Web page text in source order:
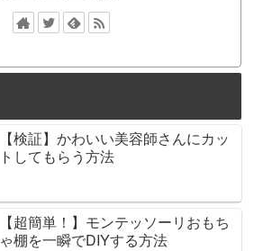
【検証】かわいい美容師さんにカッ
トしてもらう方法
【超簡単！】モンテッソーリおもち
ゃ棚を一瞬でDIYする方法